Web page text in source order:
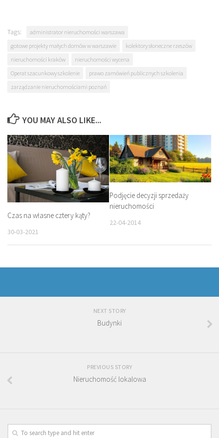
Tags:
administrator nieruchomości warszawa
gotowe projekty małych domów w warszawie
kolektory słoneczne rzeszów
nieruchomości kraków
nieruchomości wycena
Operat szacunkowy szkolenie
prawo zamówień publicznych szkolenia
zarządzanie nieruchomościami poznań
YOU MAY ALSO LIKE...
Czas na własne cztery kąty?
30-03-2021
Podjęcie decyzji sprzedaży
nieruchomości
22-04-2014
NEXT STORY
Budynki
PREVIOUS STORY
Nieruchomość lokalowa